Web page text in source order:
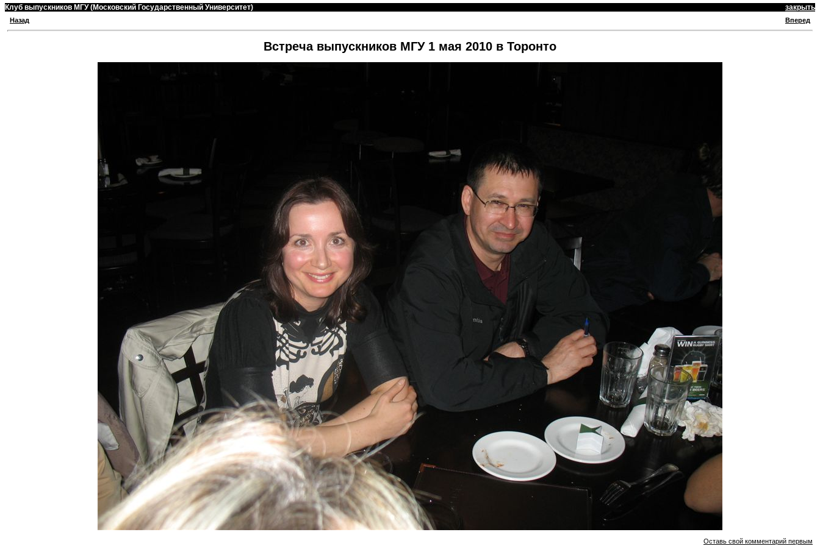
Клуб выпускников МГУ (Московский Государственный Университет) закрыть
Назад Вперед
Встреча выпускников МГУ 1 мая 2010 в Торонто
Оставь свой комментарий первым